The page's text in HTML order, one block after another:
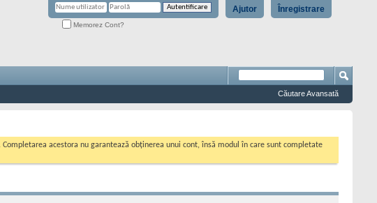
Înregistrare
Ajutor
Memorez Cont?
Căutare Avansată
acestora nu garantează obținerea unui cont, însă modul în care sunt completate